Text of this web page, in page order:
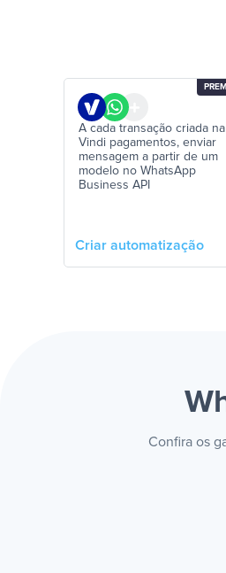
A cada transação criada na
Vindi pagamentos, enviar
mensagem a partir de um
modelo no WhatsApp
Business API
Criar automatização
Confira os